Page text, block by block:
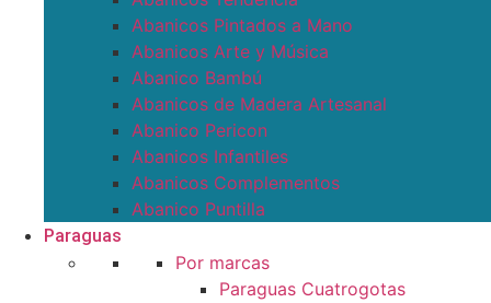
Abanicos Pintados a Mano
Abanicos Arte y Música
Abanico Bambú
Abanicos de Madera Artesanal
Abanico Pericon
Abanicos Infantiles
Abanicos Complementos
Abanico Puntilla
Paraguas
Por marcas
Paraguas Cuatrogotas